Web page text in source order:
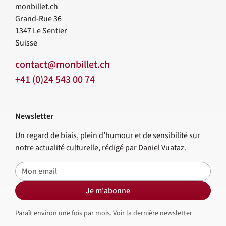
monbillet.ch
Grand-Rue 36
1347Le Sentier
Suisse
contact@monbillet.ch
+41 (0)24 543 00 74
Newsletter
Un regard de biais, plein d’humour et de sensibilité sur
notre actualité culturelle, rédigé parDaniel Vuataz.
E-mail
Je m'abonne
Paraît environ une fois par mois.Voir la dernière newsletter